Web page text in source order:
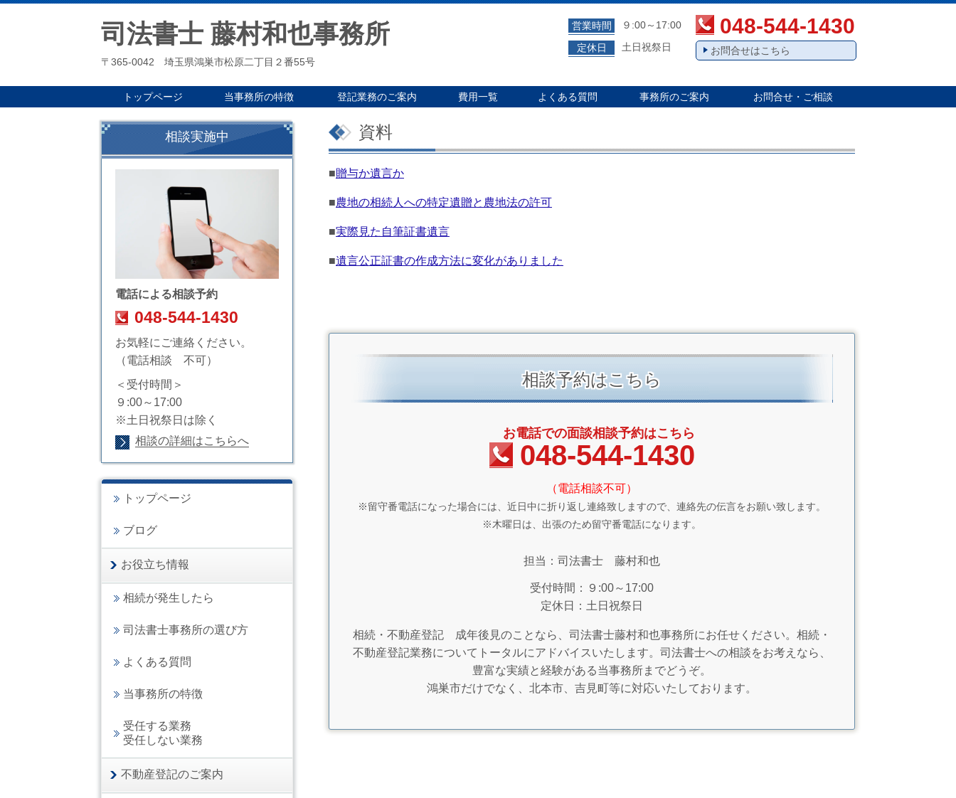
司法書士 藤村和也事務所
〒365-0042 埼玉県鴻巣市松原二丁目２番55号
営業時間
９:00～17:00
定休日
土日祝祭日
048-544-1430
お問合せはこちら
トップページ 当事務所の特徴 登記業務のご案内 費用一覧 よくある質問 事務所のご案内 お問合せ・ご相談
資料
■贈与か遺言か
■農地の相続人への特定遺贈と農地法の許可
■実際見た自筆証書遺言
■遺言公正証書の作成方法に変化がありました
相談予約はこちら
お電話での面談相談予約はこちら
048-544-1430
（電話相談不可）
※留守番電話になった場合には、近日中に折り返し連絡致しますので、連絡先の伝言をお願い致します。
※木曜日は、出張のため留守番電話になります。
担当：司法書士 藤村和也
受付時間：９:00～17:00
定休日：土日祝祭日
相続・不動産登記 成年後見のことなら、司法書士藤村和也事務所にお任せください。相続・
不動産登記業務についてトータルにアドバイスいたします。司法書士への相談をお考えなら、
豊富な実績と経験がある当事務所までどうぞ。
鴻巣市だけでなく、北本市、吉見町等に対応いたしております。
相談実施中
電話による相談予約
048-544-1430
お気軽にご連絡ください。
（電話相談 不可）
＜受付時間＞
９:00～17:00
※土日祝祭日は除く
相談の詳細はこちらへ
トップページ
ブログ
お役立ち情報
相続が発生したら
司法書士事務所の選び方
よくある質問
当事務所の特徴
受任する業務
受任しない業務
不動産登記のご案内